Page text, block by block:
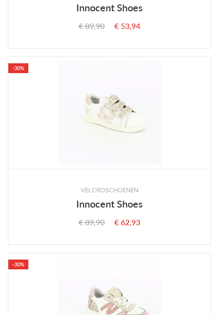
Innocent Shoes
€ 89,90 € 53,94
-30%
VELCROSCHOENEN
Innocent Shoes
€ 89,90 € 62,93
-30%